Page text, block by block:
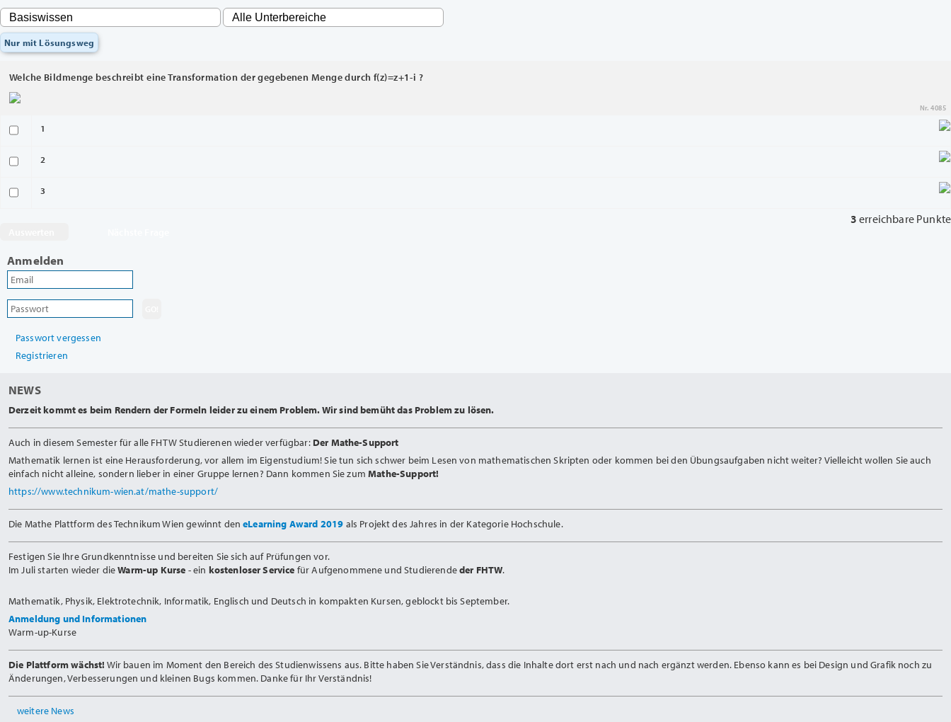
Nur mit Lösungsweg
Welche Bildmenge beschreibt eine Transformation der gegebenen Menge durch f(z)=z+1-i ?
Nr. 4085
1
2
3
3 erreichbare Punkte
Anmelden
Passwort vergessen
Registrieren
NEWS
Derzeit kommt es beim Rendern der Formeln leider zu einem Problem. Wir sind bemüht das Problem zu lösen.
Auch in diesem Semester für alle FHTW Studierenen wieder verfügbar: Der Mathe-Support
Mathematik lernen ist eine Herausforderung, vor allem im Eigenstudium! Sie tun sich schwer beim Lesen von mathematischen Skripten oder kommen bei den Übungsaufgaben nicht weiter? Vielleicht wollen Sie auch
einfach nicht alleine, sondern lieber in einer Gruppe lernen? Dann kommen Sie zumMathe-Support!
https://www.technikum-wien.at/mathe-support/
Die Mathe Plattform des Technikum Wien gewinnt deneLearning Award 2019 als Projekt des Jahres in der Kategorie Hochschule.
Festigen Sie Ihre Grundkenntnisse und bereiten Sie sich auf Prüfungen vor.
Im Juli starten wieder dieWarm-up Kurse - ein kostenloser Service für Aufgenommene und Studierendeder FHTW.
Mathematik, Physik, Elektrotechnik, Informatik, Englisch und Deutsch in kompakten Kursen, geblockt bis September.
Anmeldung und Informationen
Warm-up-Kurse
Die Plattform wächst! Wir bauen im Moment den Bereich des Studienwissens aus. Bitte haben Sie Verständnis, dass die Inhalte dort erst nach und nach ergänzt werden. Ebenso kann es bei Design und Grafik noch zu
Änderungen, Verbesserungen und kleinen Bugs kommen. Danke für Ihr Verständnis!
weitere News